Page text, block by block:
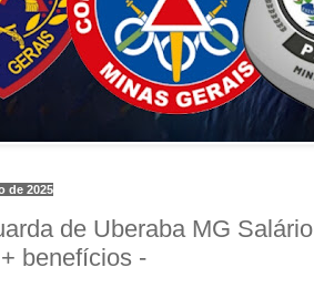
de 2025
de Uberaba MG Salário
benefícios -